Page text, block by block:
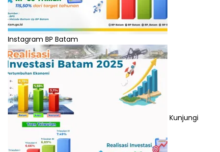
Instagram BP Batam
Kunjungi